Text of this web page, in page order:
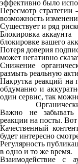
эффективно было
Пересмотр стратегии
возможность
Существует и ряд
Блокировка аккаунта
блокировке вашего
Потеря доверия
может негативно
Снижение
размыть реальную
Накрутка реакций на
обдуманно и
один сервис, так
Важно не забывать
реакции на посты.
Качественный
будет интересно
Регулярность
в одно и то же время.
Взаимодействие с